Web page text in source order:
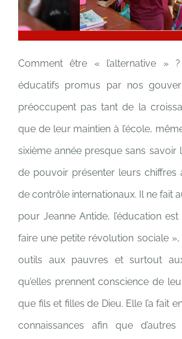
Comment être « l’alternative »
éducatifs promus par nos
préoccupent pas tant de la
que de leur maintien à l’école,
sixième année presque sans savoir
de pouvoir présenter leurs chiffres
de contrôle internationaux. Il ne fait
pour Jeanne Antide, l’éducation
faire une petite révolution sociale
outils aux pauvres et surtout
qu’elles prennent conscience de
que fils et filles de Dieu. Elle l’a fait
connaissances afin que